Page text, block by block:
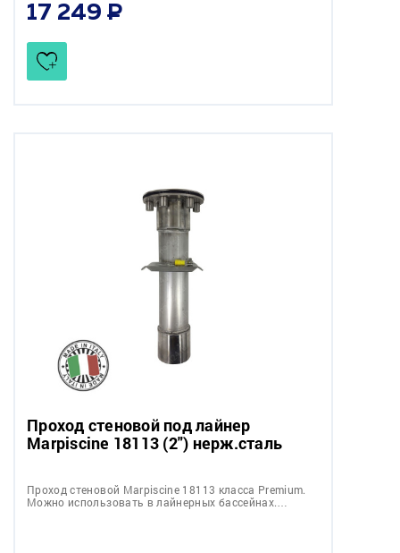
17 249
Проход стеновой под лайнер
Marpiscine 18113 (2") нерж.сталь
Проход стеновой Marpiscine 18113 класса Premium.
Можно использовать в лайнерных бассейнах.…